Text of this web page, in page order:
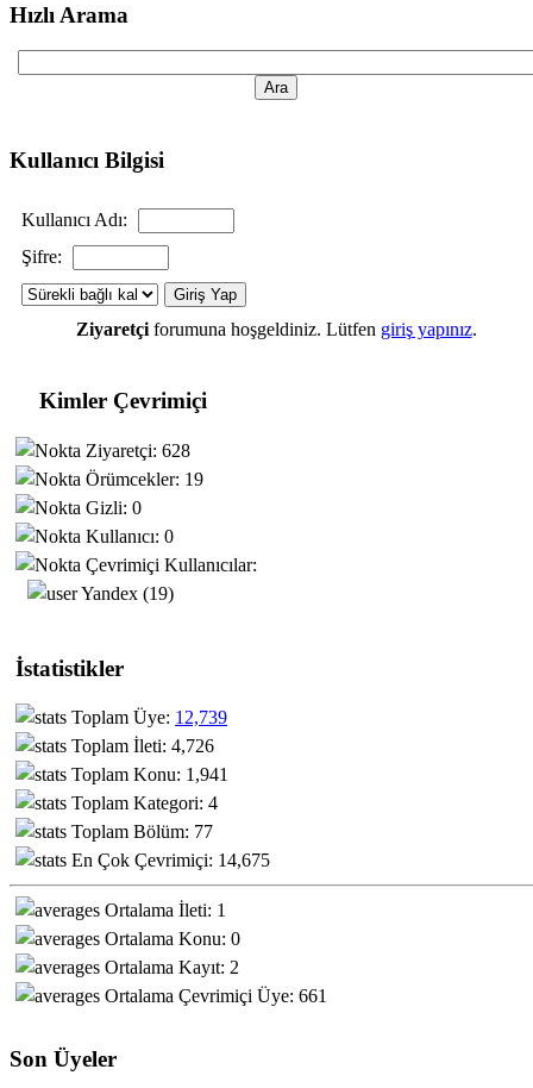
Hızlı Arama
Kullanıcı Bilgisi
Kullanıcı Adı:
Şifre:
Ziyaretçiforumuna hoşgeldiniz. Lütfen giriş yapınız.
Kimler Çevrimiçi
Ziyaretçi: 628
Örümcekler: 19
Gizli: 0
Kullanıcı: 0
Çevrimiçi Kullanıcılar:
Yandex (19)
İstatistikler
Toplam Üye: 12,739
Toplam İleti: 4,726
Toplam Konu: 1,941
Toplam Kategori: 4
Toplam Bölüm: 77
En Çok Çevrimiçi: 14,675
Ortalama İleti: 1
Ortalama Konu: 0
Ortalama Kayıt: 2
Ortalama Çevrimiçi Üye: 661
Son Üyeler